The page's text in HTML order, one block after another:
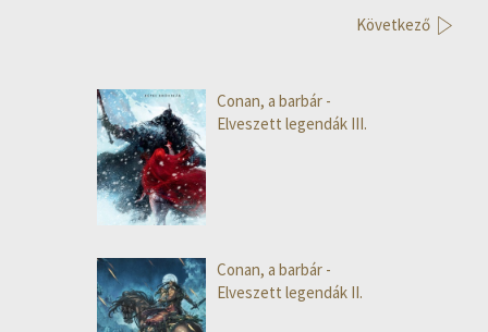
Következő
Conan, a barbár -
Elveszett legendák III.
Conan, a barbár -
Elveszett legendák II.